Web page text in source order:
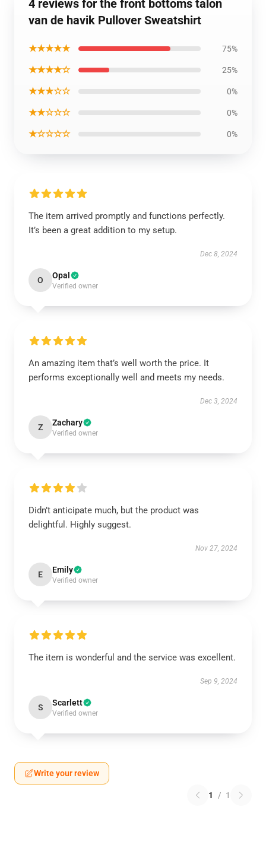
4 reviews for the front bottoms talon
van de havik Pullover Sweatshirt
★★★★★ 75%
★★★★☆ 25%
★★★☆☆ 0%
★★☆☆☆ 0%
★☆☆☆☆ 0%
The item arrived promptly and functions perfectly.
It’s been a great addition to my setup.
Dec 8, 2024
O Opal
Verified owner
An amazing item that’s well worth the price. It
performs exceptionally well and meets my needs.
Dec 3, 2024
Z Zachary
Verified owner
Didn’t anticipate much, but the product was
delightful. Highly suggest.
Nov 27, 2024
E Emily
Verified owner
The item is wonderful and the service was excellent.
Sep 9, 2024
S Scarlett
Verified owner
Write your review
1 / 1